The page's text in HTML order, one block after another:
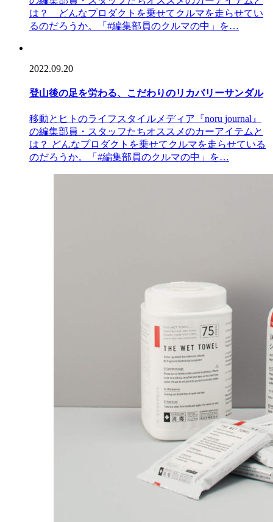
は？ どんなプロダクトを乗せてクルマを走らせてい
るのだろうか。「#編集部員のクルマの中」を…
2022.09.20
登山後の足を労わる、こだわりのリカバリーサンダル
移動とヒトのライフスタイルメディア『noru journal』
の編集部員・スタッフたちオススメのカーアイテムと
は？ どんなプロダクトを乗せてクルマを走らせている
のだろうか。「#編集部員のクルマの中」を…